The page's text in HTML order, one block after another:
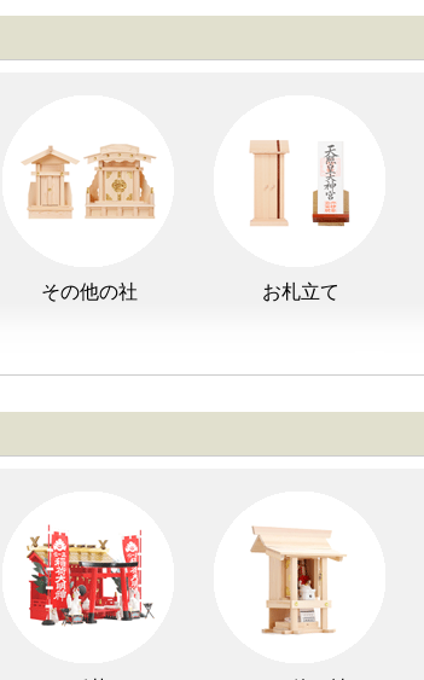
木・竹製 初盆セット
盆提灯2万円～3万円 盆提灯3万円以上
その他の社 お札立て